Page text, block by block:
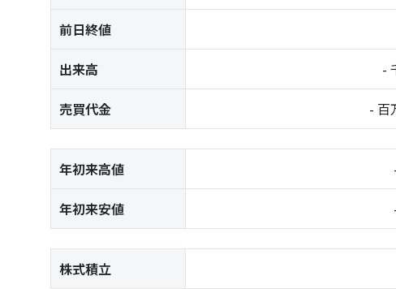
前日終値
出来高 -
売買代金 - 百
年初来高値
年初来安値
株式積立